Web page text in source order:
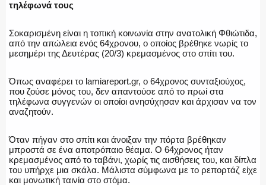
ΛΙΜΕΝΙΚΟ
ΕΝΟΠΛΕΣ ΔΥΝΑΜΕΙΣ
ΕΚΑΒ
τηλέφωνά τους
Σοκαρισμένη είναι η τοπική κοινωνία στην ανατολική Φθιώτιδα,
από την απώλεια ενός 64χρονου, ο οποίος βρέθηκε νωρίς το
μεσημέρι της Δευτέρας (20/3) κρεμασμένος στο σπίτι του.
Όπως αναφέρει το lamiareport.gr, ο 64χρονος συνταξιούχος,
που ζούσε μόνος του, δεν απαντούσε από το πρωί στα
τηλέφωνα συγγενών οι οποίοι ανησύχησαν και άρχισαν να τον
αναζητούν.
Όταν πήγαν στο σπίτι και άνοιξαν την πόρτα βρέθηκαν
μπροστά σε ένα αποτρόπαιο θέαμα. Ο 64χρονος ήταν
κρεμασμένος από το ταβάνι, χωρίς τις αισθήσεις του, και δίπλα
του υπήρχε μια σκάλα. Μάλιστα σύμφωνα με το ρεπορτάζ είχε
και μονωτική ταινία στο στόμα.